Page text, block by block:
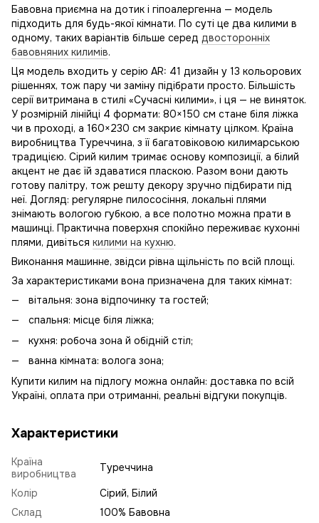
Бавовна приємна на дотик і гіпоалергенна — модель
підходить для будь-якої кімнати. По суті це два килими в
одному, таких варіантів більше серед двосторонніх
бавовняних килимів.
Ця модель входить у серію AR: 41 дизайн у 13 кольорових
рішеннях, тож пару чи заміну підібрати просто. Більшість
серії витримана в стилі «Сучасні килими», і ця — не виняток.
У розмірній лінійці 4 формати: 80×150 см стане біля ліжка
чи в проході, а 160×230 см закриє кімнату цілком. Країна
виробництва Туреччина, з її багатовіковою килимарською
традицією. Сірий килим тримає основу композиції, а білий
акцент не дає їй здаватися пласкою. Разом вони дають
готову палітру, тож решту декору зручно підбирати під
неї. Догляд: регулярне пилососіння, локальні плями
знімають вологою губкою, а все полотно можна прати в
машинці. Практична поверхня спокійно переживає кухонні
плями, дивіться килими на кухню.
Виконання машинне, звідси рівна щільність по всій площі.
За характеристиками вона призначена для таких кімнат:
вітальня: зона відпочинку та гостей;
спальня: місце біля ліжка;
кухня: робоча зона й обідній стіл;
ванна кімната: волога зона;
Купити килим на підлогу можна онлайн: доставка по всій
Україні, оплата при отриманні, реальні відгуки покупців.
Характеристики
Країна
виробництва
Туреччина
Колір
Сірий, Білий
Склад
100% Бавовна